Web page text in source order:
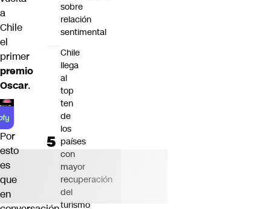
a
Chile
el
primer
premio
Oscar.
Por
esto
es
que
en
sobre
relación
sentimental
Chile
llega
al
top
ten
de
los
países
con
mayor
recuperación
del
turismo